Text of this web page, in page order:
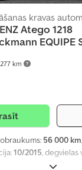
km
kravas
Atego 1218
EQUIPE
56 000 km
10/2015, degvielas
, asu